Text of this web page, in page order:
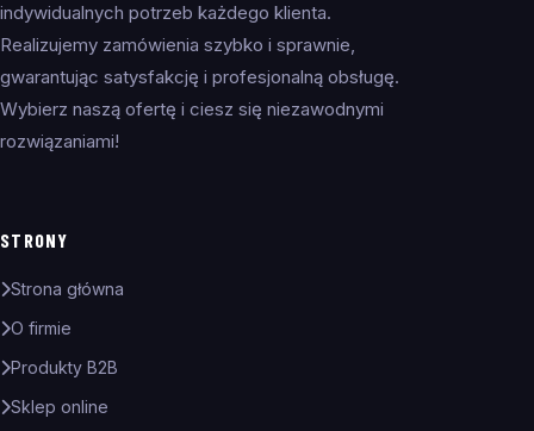
indywidualnych potrzeb każdego klienta.
Realizujemy zamówienia szybko i sprawnie,
gwarantując satysfakcję i profesjonalną obsługę.
Wybierz naszą ofertę i ciesz się niezawodnymi
rozwiązaniami!
STRONY
Strona główna
O firmie
Produkty B2B
Sklep online